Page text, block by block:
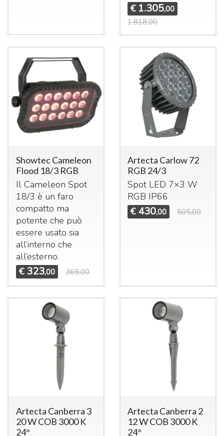
€ 1.305,00
1.818,00
Showtec Cameleon
Flood 18/3 RGB
Il Cameleon Spot
18/3 è un faro
compatto ma
potente che può
essere usato sia
all’interno che
all’esterno.
€ 323,00 369,00
Artecta Carlow 72
RGB 24/3
Spot LED 7×3 W
RGB IP66
€ 430,00 505,00
Artecta Canberra 3
20 W COB 3000 K
24°
Artecta Canberra 2
12 W COB 3000 K
24°